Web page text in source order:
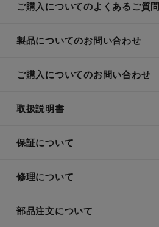
ご購入についてのよくあるご質問
製品についてのお問い合わせ
ご購入についてのお問い合わせ
取扱説明書
保証について
修理について
部品注文について